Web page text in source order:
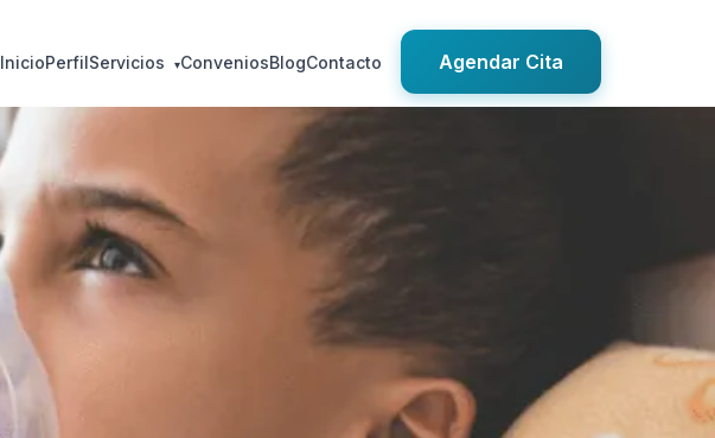
InicioPerfilServicios ▾ConveniosBlogContacto Agendar Cita